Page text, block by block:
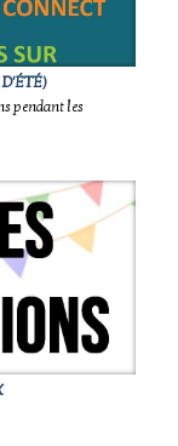
pendant les